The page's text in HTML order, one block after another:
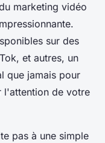
marketing vidéo
sur des
et autres, un
que jamais pour
l'attention de votre
pas à une simple